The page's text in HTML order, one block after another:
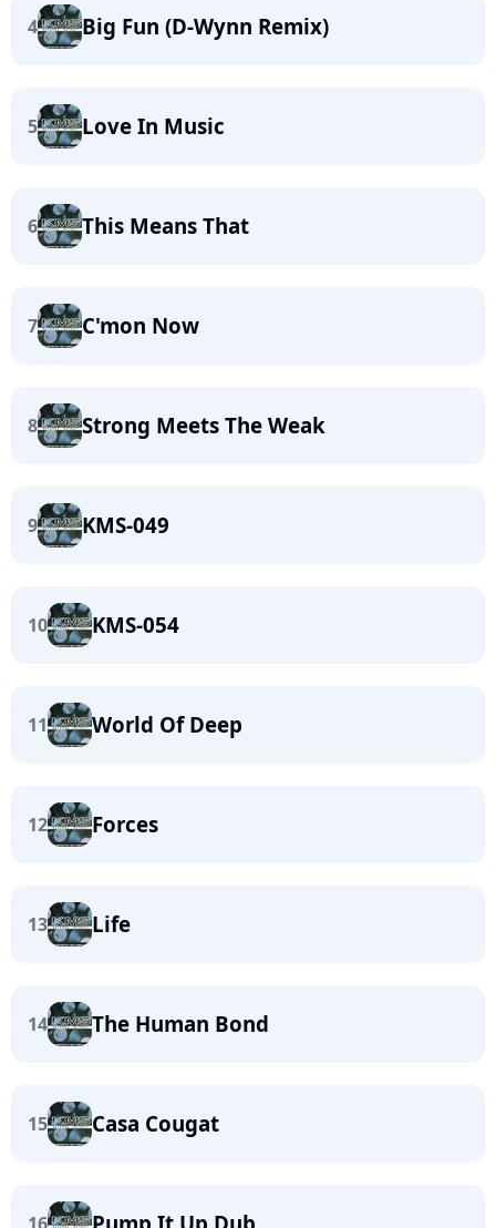
4 Big Fun (D-Wynn Remix)
5 Love In Music
6 This Means That
7 C'mon Now
8 Strong Meets The Weak
9 KMS-049
10 KMS-054
11 World Of Deep
12 Forces
13 Life
14 The Human Bond
15 Casa Cougat